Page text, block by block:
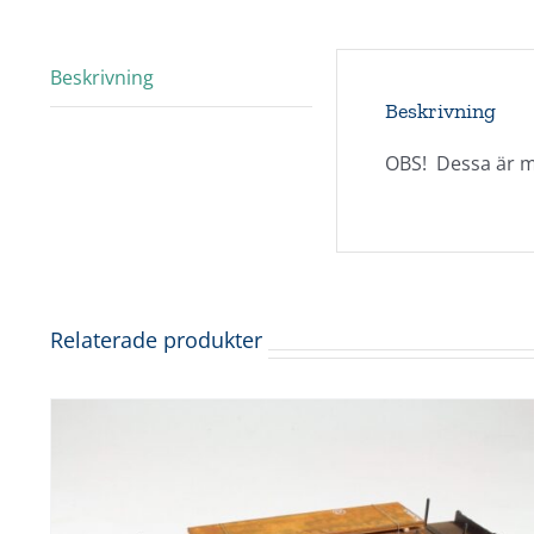
Beskrivning
Beskrivning
OBS! Dessa är
Relaterade produkter